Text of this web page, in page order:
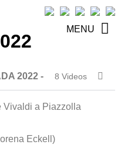
MENU
2022 - 8 Videos
Vivaldi a Piazzolla
Eckell)